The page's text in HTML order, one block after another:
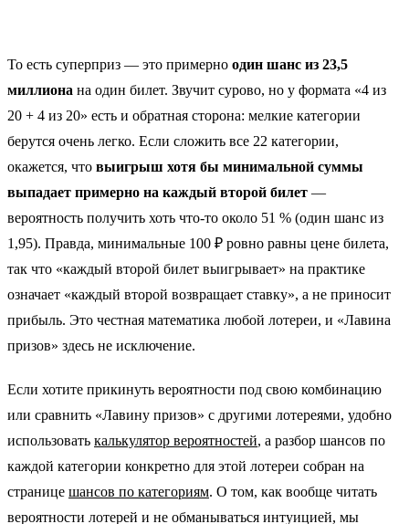
То есть суперприз — это примерно один шанс из 23,5
миллиона на один билет. Звучит сурово, но у формата «4 из
20 + 4 из 20» есть и обратная сторона: мелкие категории
берутся очень легко. Если сложить все 22 категории,
окажется, что выигрыш хотя бы минимальной суммы
выпадает примерно на каждый второй билет —
вероятность получить хоть что-то около 51 % (один шанс из
1,95). Правда, минимальные 100 ₽ ровно равны цене билета,
так что «каждый второй билет выигрывает» на практике
означает «каждый второй возвращает ставку», а не приносит
прибыль. Это честная математика любой лотереи, и «Лавина
призов» здесь не исключение.
Если хотите прикинуть вероятности под свою комбинацию
или сравнить «Лавину призов» с другими лотереями, удобно
использовать калькулятор вероятностей, а разбор шансов по
каждой категории конкретно для этой лотереи собран на
странице шансов по категориям. О том, как вообще читать
вероятности лотерей и не обманываться интуицией, мы